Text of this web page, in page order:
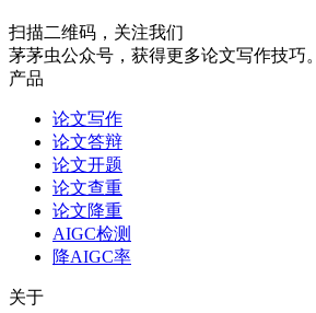
扫描二维码，关注我们
茅茅虫公众号，获得更多论文写作技巧。
产品
论文写作
论文答辩
论文开题
论文查重
论文降重
AIGC检测
降AIGC率
关于